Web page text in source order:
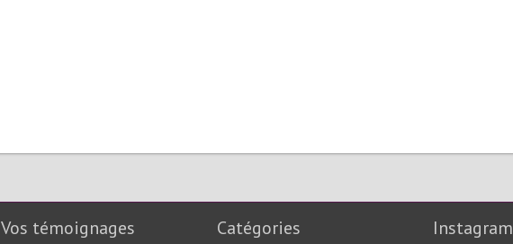
Vos témoignages Catégories Instagram